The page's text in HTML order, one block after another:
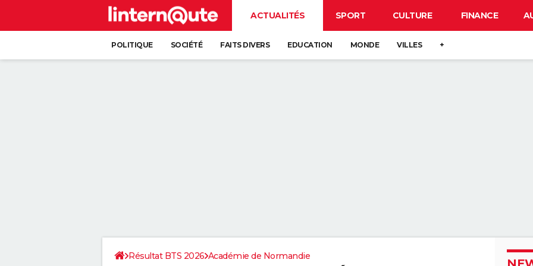
ACTUALITÉS SPORT CULTURE FINANCE
POLITIQUE SOCIÉTÉ FAITS DIVERS EDUCATION MONDE VILLES +
Résultat BTS 2026 Académie de Normandie